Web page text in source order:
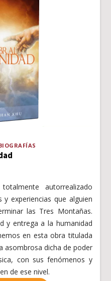
autorrealizado
experiencias que alguien
las Tres Montañas.
y entrega a la humanidad
en esta obra titulada
asombrosa dicha de poder
con sus fenómenos y
de ese nivel.